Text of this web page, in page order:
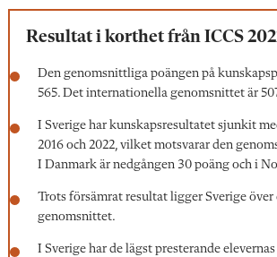
Resultat i korthet från ICCS
Den genomsnittliga poängen på
565. Det internationella genomsnittet är
I Sverige har kunskapsresultatet sjunkit
2016 och 2022, vilket motsvarar den
I Danmark är nedgången 30 poäng och i
Trots försämrat resultat ligger Sverige
genomsnittet.
I Sverige har de lägst presterande